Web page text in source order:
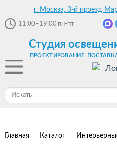
г. Москва, 3-й проезд
11:00–19:00 пн-пт
Студия
ПРОЕКТИРОВАНИЕ,
Главная Каталог